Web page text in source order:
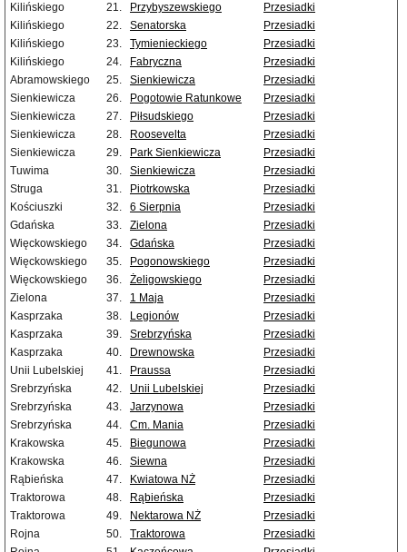
Kilińskiego
21. Przybyszewskiego
Przesiadki
Kilińskiego
22. Senatorska
Przesiadki
Kilińskiego
23. Tymienieckiego
Przesiadki
Kilińskiego
24. Fabryczna
Przesiadki
Abramowskiego
25. Sienkiewicza
Przesiadki
Sienkiewicza
26. Pogotowie Ratunkowe
Przesiadki
Sienkiewicza
27. Piłsudskiego
Przesiadki
Sienkiewicza
28. Roosevelta
Przesiadki
Sienkiewicza
29. Park Sienkiewicza
Przesiadki
Tuwima
30. Sienkiewicza
Przesiadki
Struga
31. Piotrkowska
Przesiadki
Kościuszki
32. 6 Sierpnia
Przesiadki
Gdańska
33. Zielona
Przesiadki
Więckowskiego
34. Gdańska
Przesiadki
Więckowskiego
35. Pogonowskiego
Przesiadki
Więckowskiego
36. Żeligowskiego
Przesiadki
Zielona
37. 1 Maja
Przesiadki
Kasprzaka
38. Legionów
Przesiadki
Kasprzaka
39. Srebrzyńska
Przesiadki
Kasprzaka
40. Drewnowska
Przesiadki
Unii Lubelskiej
41. Praussa
Przesiadki
Srebrzyńska
42. Unii Lubelskiej
Przesiadki
Srebrzyńska
43. Jarzynowa
Przesiadki
Srebrzyńska
44. Cm. Mania
Przesiadki
Krakowska
45. Biegunowa
Przesiadki
Krakowska
46. Siewna
Przesiadki
Rąbieńska
47. Kwiatowa NŻ
Przesiadki
Traktorowa
48. Rąbieńska
Przesiadki
Traktorowa
49. Nektarowa NŻ
Przesiadki
Rojna
50. Traktorowa
Przesiadki